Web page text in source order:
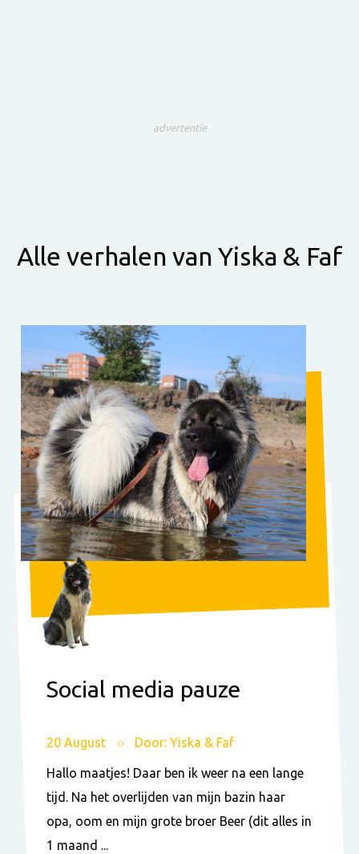
advertentie
Alle verhalen van Yiska & Faf
Social media pauze
20 August Door: Yiska & Faf
Hallo maatjes! Daar ben ik weer na een lange
tijd. Na het overlijden van mijn bazin haar
opa, oom en mijn grote broer Beer (dit alles in
1 maand ...